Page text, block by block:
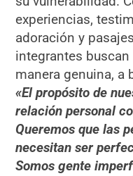
experiencias,
adoración y
integrantes
manera genuina, a
«El propósito de
relación personal
Queremos que las
necesitan ser
Somos gente